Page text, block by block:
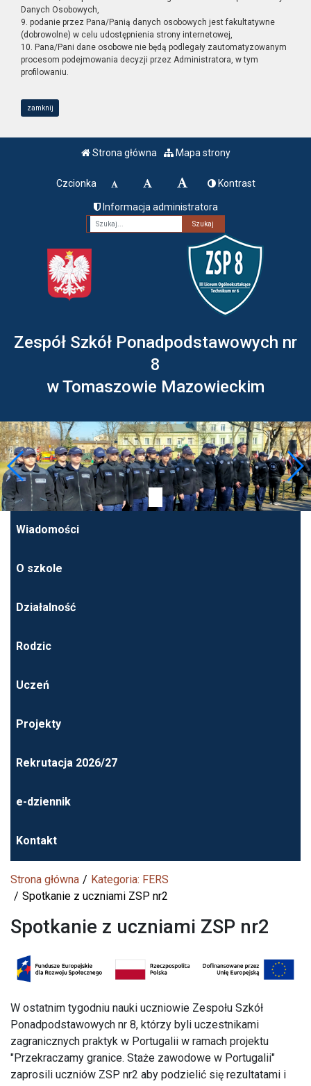
Danych Osobowych,
9. podanie przez Pana/Panią danych osobowych jest fakultatywne
(dobrowolne) w celu udostępnienia strony internetowej,
10. Pana/Pani dane osobowe nie będą podlegały zautomatyzowanym
procesom podejmowania decyzji przez Administratora, w tym
profilowaniu.
zamknij
Strona główna Mapa strony
Czcionka Kontrast
Informacja administratora
Fraza
Zespół Szkół Ponadpodstawowych nr
8
w Tomaszowie Mazowieckim
Wiadomości
O szkole
Działalność
Rodzic
Uczeń
Projekty
Rekrutacja 2026/27
e-dziennik
Kontakt
Strona główna
Kategoria: FERS
Spotkanie z uczniami ZSP nr2
Spotkanie z uczniami ZSP nr2
W ostatnim tygodniu nauki uczniowie Zespołu Szkół
Ponadpodstawowych nr 8, którzy byli uczestnikami
zagranicznych praktyk w Portugalii w ramach projektu
"Przekraczamy granice. Staże zawodowe w Portugalii"
zaprosili uczniów ZSP nr2 aby podzielić się rezultatami i